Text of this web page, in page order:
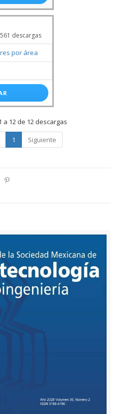
descargas
por área
a 12 de 12 descargas
1 Siguiente